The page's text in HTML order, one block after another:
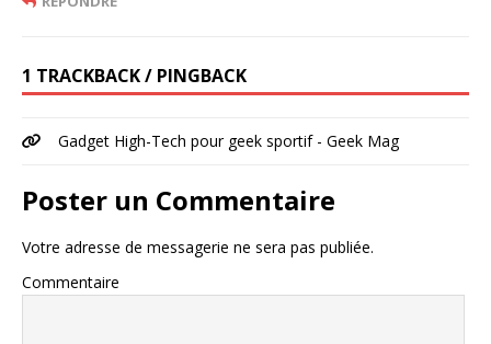
1 TRACKBACK / PINGBACK
Gadget High-Tech pour geek sportif - Geek Mag
Poster un Commentaire
Votre adresse de messagerie ne sera pas publiée.
Commentaire